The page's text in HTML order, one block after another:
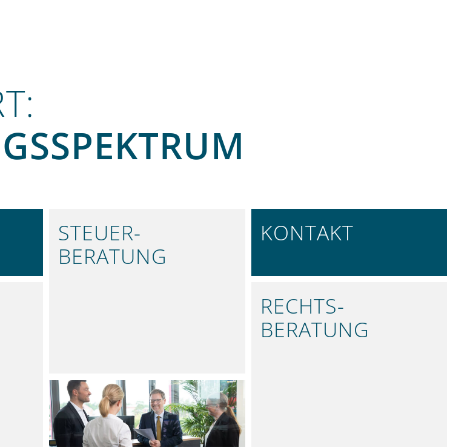
STEUER­
BERATUNG
ÜBER UNS
KOMPETENT UND STARK
KONTAKT
RECHTS­
BERATUNG